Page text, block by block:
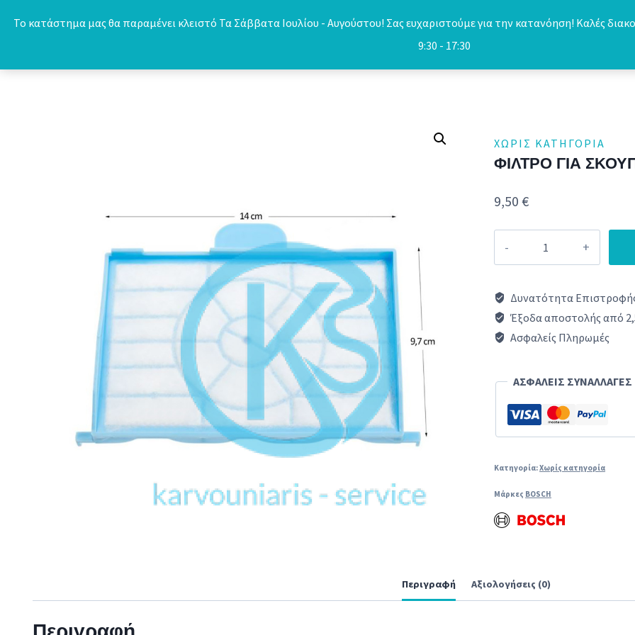
Το κατάστημα μας θα παραμένει κλειστό Τα Σάββατα Ιουλίου - Αυγούστου! Σας ευχαριστούμε για την κατανόηση! Καλές
9:30 - 17:30
ΧΩΡΊΣ ΚΑΤΗΓΟΡΊΑ
ΦΙΛΤΡΟ ΓΙΑ
9,50€
ΓΙΑ
BSH/SIEMENS
00577814
Δυνατότητα
Έξοδα αποστολής από
Ασφαλείς Πληρωμές
ΑΣΦΑΛΕΙΣ ΣΥΝΑΛΛΑΓΕΣ
Κατηγορία:Χωρίς κατηγορία
Μάρκες BOSCH
Περιγραφή Αξιολογήσεις (0)